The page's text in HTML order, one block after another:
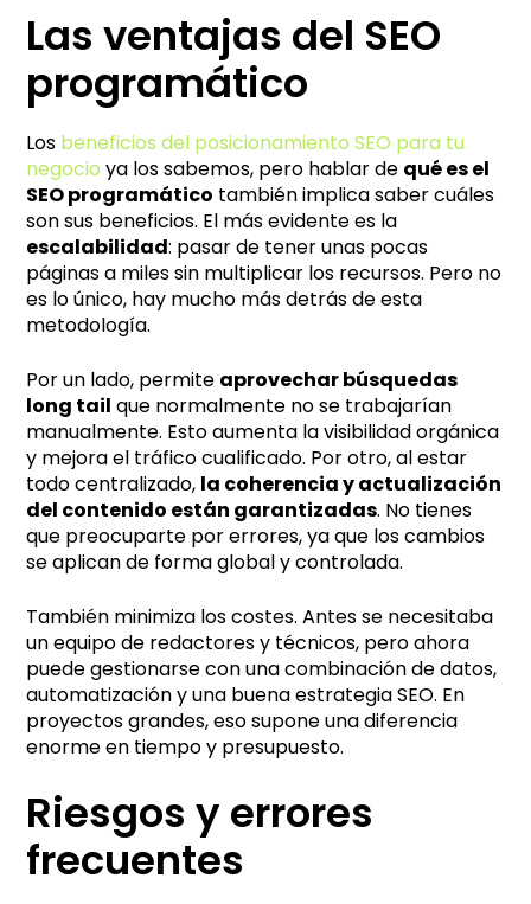
Las ventajas del SEO
programático
Los beneficios del posicionamiento SEO para tu
negocio ya los sabemos, pero hablar de qué es el
SEO programático también implica saber cuáles
son sus beneficios. El más evidente es la
escalabilidad: pasar de tener unas pocas
páginas a miles sin multiplicar los recursos. Pero no
es lo único, hay mucho más detrás de esta
metodología.
Por un lado, permite aprovechar búsquedas
long tail que normalmente no se trabajarían
manualmente. Esto aumenta la visibilidad orgánica
y mejora el tráfico cualificado. Por otro, al estar
todo centralizado, la coherencia y actualización
del contenido están garantizadas. No tienes
que preocuparte por errores, ya que los cambios
se aplican de forma global y controlada.
También minimiza los costes. Antes se necesitaba
un equipo de redactores y técnicos, pero ahora
puede gestionarse con una combinación de datos,
automatización y una buena estrategia SEO. En
proyectos grandes, eso supone una diferencia
enorme en tiempo y presupuesto.
Riesgos y errores
frecuentes